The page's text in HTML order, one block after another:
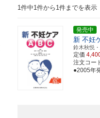
1件中1件から1件までを表示
発売中
新 不妊
鈴木秋悦
定価
注文コー
●2005年